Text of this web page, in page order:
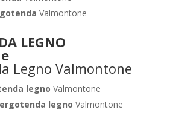
Valmontone
LEGNO
legno Valmontone
legno Valmontone